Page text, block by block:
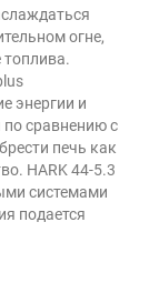
огне,
энергии и
по сравнению с
печь как
HARK 44-5.3
системами
подается